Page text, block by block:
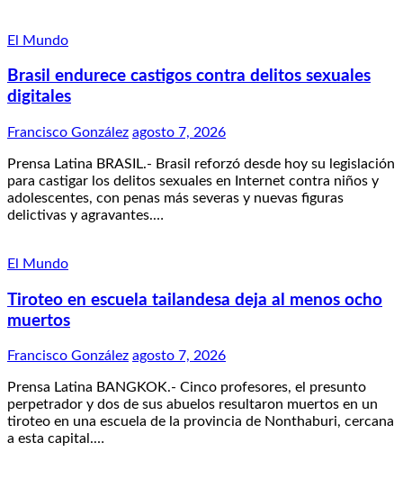
El Mundo
Brasil endurece castigos contra delitos sexuales
digitales
Francisco González agosto 7, 2026
Prensa Latina BRASIL.- Brasil reforzó desde hoy su legislación
para castigar los delitos sexuales en Internet contra niños y
adolescentes, con penas más severas y nuevas figuras
delictivas y agravantes.…
El Mundo
Tiroteo en escuela tailandesa deja al menos ocho
muertos
Francisco González agosto 7, 2026
Prensa Latina BANGKOK.- Cinco profesores, el presunto
perpetrador y dos de sus abuelos resultaron muertos en un
tiroteo en una escuela de la provincia de Nonthaburi, cercana
a esta capital.…